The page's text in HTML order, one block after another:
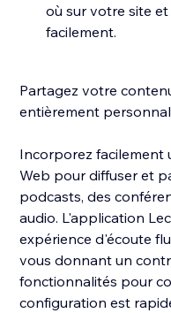
où sur votre site
facilement.
Partagez votre
entièrement
Incorporez facilement
Web pour diffuser et
podcasts, des
audio. L'application
expérience d'écoute
vous donnant un
fonctionnalités pour
configuration est